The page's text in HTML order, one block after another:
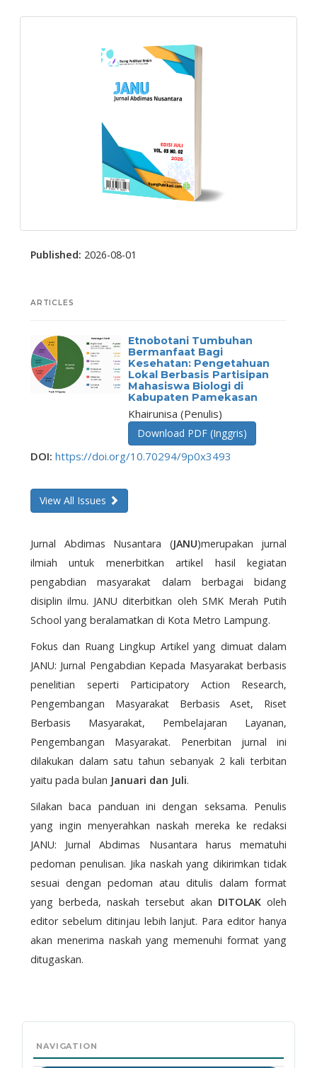
Published: 2026-08-01
ARTICLES
Etnobotani Tumbuhan
Bermanfaat Bagi
Kesehatan: Pengetahuan
Lokal Berbasis Partisipan
Mahasiswa Biologi di
Kabupaten Pamekasan
Khairunisa (Penulis)
Download PDF (Inggris)
DOI: https://doi.org/10.70294/9p0x3493
View All Issues
Jurnal Abdimas Nusantara (JANU)merupakan jurnal
ilmiah untuk menerbitkan artikel hasil kegiatan
pengabdian masyarakat dalam berbagai bidang
disiplin ilmu. JANU diterbitkan oleh SMK Merah Putih
School yang beralamatkan di Kota Metro Lampung.
Fokus dan Ruang Lingkup Artikel yang dimuat dalam
JANU: Jurnal Pengabdian Kepada Masyarakat berbasis
penelitian seperti Participatory Action Research,
Pengembangan Masyarakat Berbasis Aset, Riset
Berbasis Masyarakat, Pembelajaran Layanan,
Pengembangan Masyarakat. Penerbitan jurnal ini
dilakukan dalam satu tahun sebanyak 2 kali terbitan
yaitu pada bulan Januari dan Juli.
Silakan baca panduan ini dengan seksama. Penulis
yang ingin menyerahkan naskah mereka ke redaksi
JANU: Jurnal Abdimas Nusantara harus mematuhi
pedoman penulisan. Jika naskah yang dikirimkan tidak
sesuai dengan pedoman atau ditulis dalam format
yang berbeda, naskah tersebut akan DITOLAKoleh
editor sebelum ditinjau lebih lanjut. Para editor hanya
akan menerima naskah yang memenuhi format yang
ditugaskan.
MENU
NAVIGATION